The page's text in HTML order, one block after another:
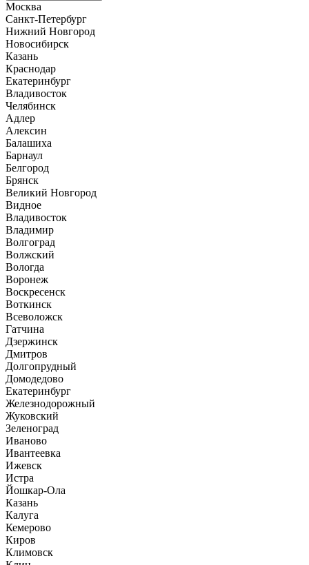
Москва
Санкт-Петербург
Нижний Новгород
Новосибирск
Казань
Краснодар
Екатеринбург
Владивосток
Челябинск
Адлер
Алексин
Балашиха
Барнаул
Белгород
Брянск
Великий Новгород
Видное
Владивосток
Владимир
Волгоград
Волжский
Вологда
Воронеж
Воскресенск
Воткинск
Всеволожск
Гатчина
Дзержинск
Дмитров
Долгопрудный
Домодедово
Екатеринбург
Железнодорожный
Жуковский
Зеленоград
Иваново
Ивантеевка
Ижевск
Истра
Йошкар-Ола
Казань
Калуга
Кемерово
Киров
Климовск